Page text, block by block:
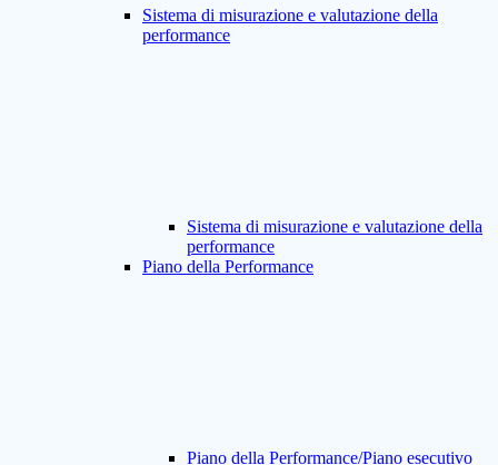
Sistema di misurazione e valutazione della
performance
Sistema di misurazione e valutazione della
performance
Piano della Performance
Piano della Performance/Piano esecutivo